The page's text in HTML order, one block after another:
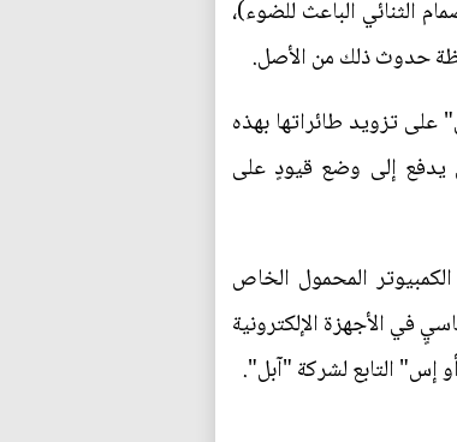
الثنائي الباعث للضوء)،
حدوث ذلك من الأصل.
تزويد طائراتها بهذه
يدفع إلى وضع قيودٍ على
المحمول الخاص
في الأجهزة الإلكترونية
إس" التابع لشركة "آبل".